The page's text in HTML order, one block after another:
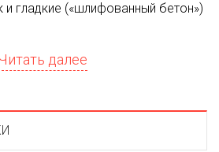
гладкие («шлифованный бетон»)
Читать далее